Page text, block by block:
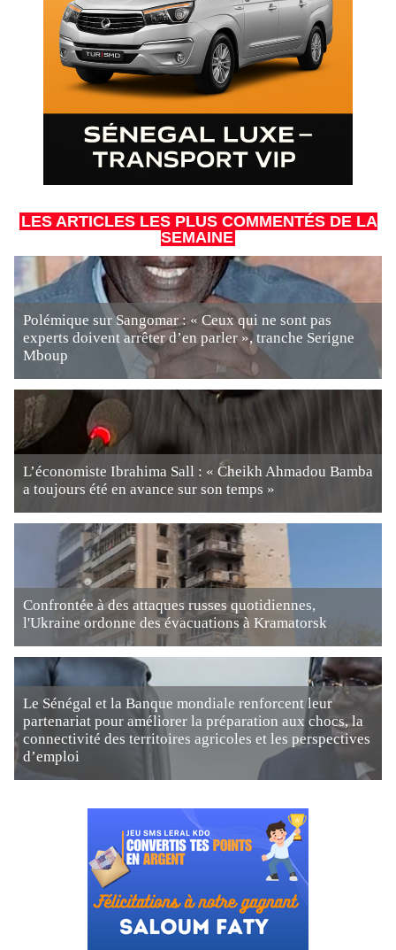
LES ARTICLES LES PLUS COMMENTÉS DE LA
SEMAINE
Polémique sur Sangomar : « Ceux qui ne sont pas
experts doivent arrêter d’en parler », tranche Serigne
Mboup
L’économiste Ibrahima Sall : « Cheikh Ahmadou Bamba
a toujours été en avance sur son temps »
Confrontée à des attaques russes quotidiennes,
l'Ukraine ordonne des évacuations à Kramatorsk
Le Sénégal et la Banque mondiale renforcent leur
partenariat pour améliorer la préparation aux chocs, la
connectivité des territoires agricoles et les perspectives
d’emploi